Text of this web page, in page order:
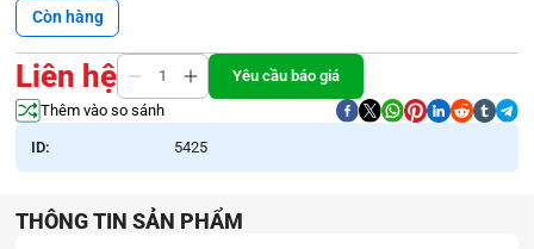
Còn hàng
Liên hệ
Yêu cầu báo giá
Thêm vào so sánh
ID: 5425
THÔNG TIN SẢN PHẨM